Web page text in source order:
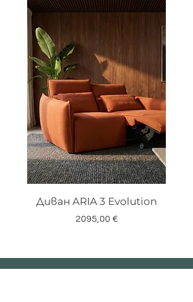
Диван ARIA 3 Evolution
Цена
2095,00 €